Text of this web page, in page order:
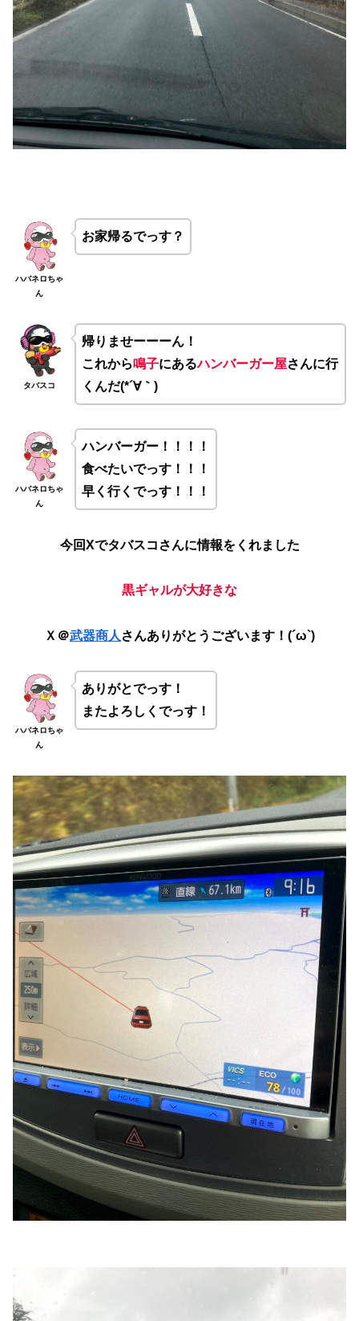
ハバネロちゃ
ん
お家帰るでっす？
タバスコ
帰りませーーーん！
これから鳴子にあるハンバーガー屋さんに行
くんだ(*´∀｀)
ハバネロちゃ
ん
ハンバーガー！！！！
食べたいでっす！！！
早く行くでっす！！！
今回Xでタバスコさんに情報をくれました
黒ギャルが大好きな
Ｘ＠武器商人 さんありがとうございます！(´ω`)
ハバネロちゃ
ん
ありがとでっす！
またよろしくでっす！